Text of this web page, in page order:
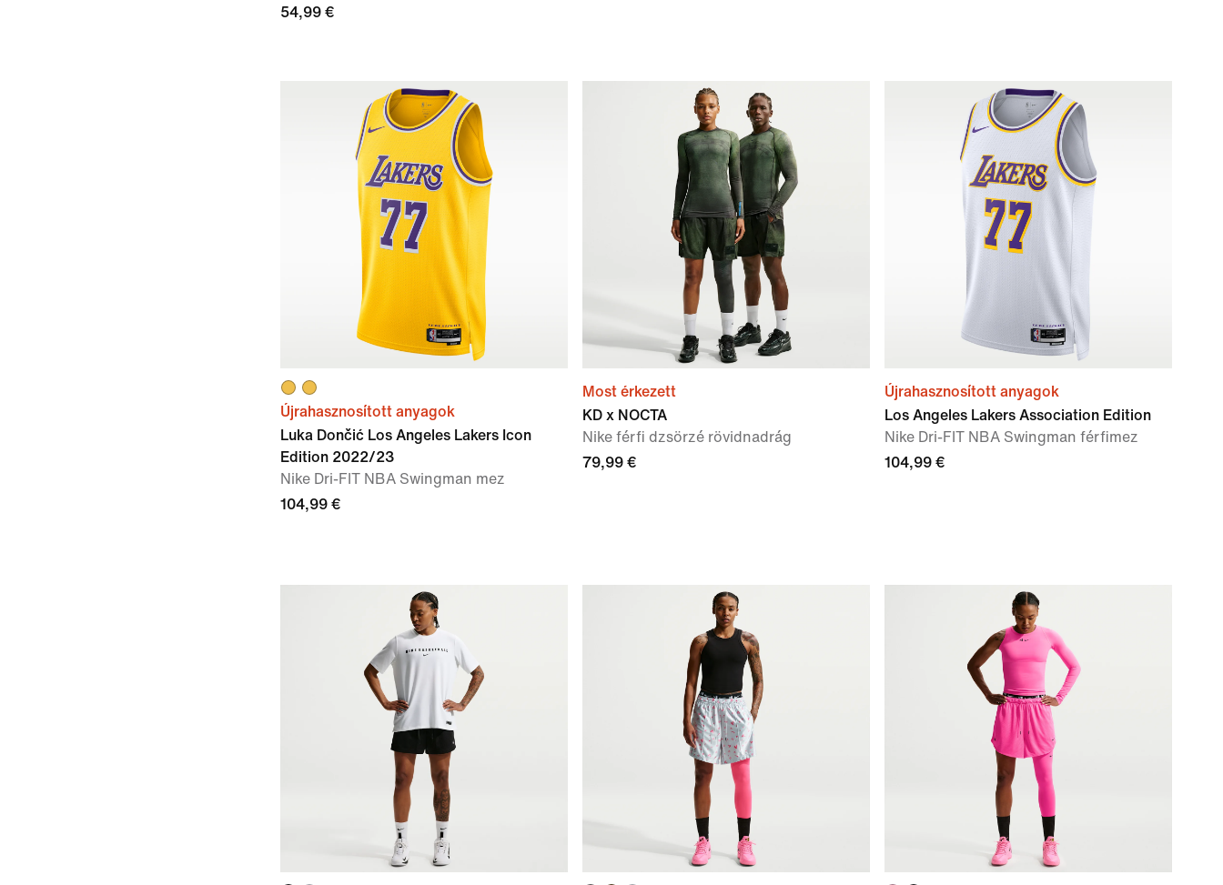
54,99 €
Újrahasznosított anyagok
Luka Dončić Los Angeles Lakers Icon
Edition 2022/23
Nike Dri-FIT NBA Swingman mez
104,99 €
Most érkezett
KD x NOCTA
Nike férfi dzsörzé rövidnadrág
79,99 €
Újrahasznosított anyagok
Los Angeles Lakers Association Edition
Nike Dri-FIT NBA Swingman férfimez
104,99 €